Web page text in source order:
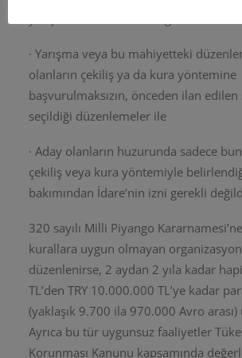
· Yarışma veya bu mahiyetteki
olanların çekiliş ya da kura yöntemine
başvurulmaksızın, önceden ilan
seçildiği düzenlemeler ile
· Aday olanların huzurunda sadece
çekiliş veya kura yöntemiyle
bakımından İdare’nin izni gerekli
320 sayılı Milli Piyango
kurallara uygun olmayan
düzenlenirse, 2 aydan 2 yıla kadar
TL’den TRY 10.000.000 TL’ye kadar
(yaklaşık 9.700 ila 970.000 Avro
Ayrıca bu tür uygunsuz faaliyetler
Korunması Kanunu kapsamında